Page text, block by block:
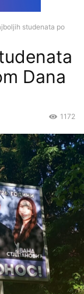
studenata po
Dana
1172